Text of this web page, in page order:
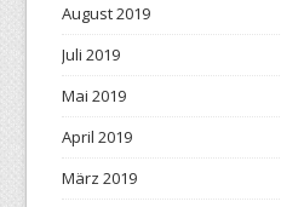
August 2019
Juli 2019
Mai 2019
April 2019
März 2019